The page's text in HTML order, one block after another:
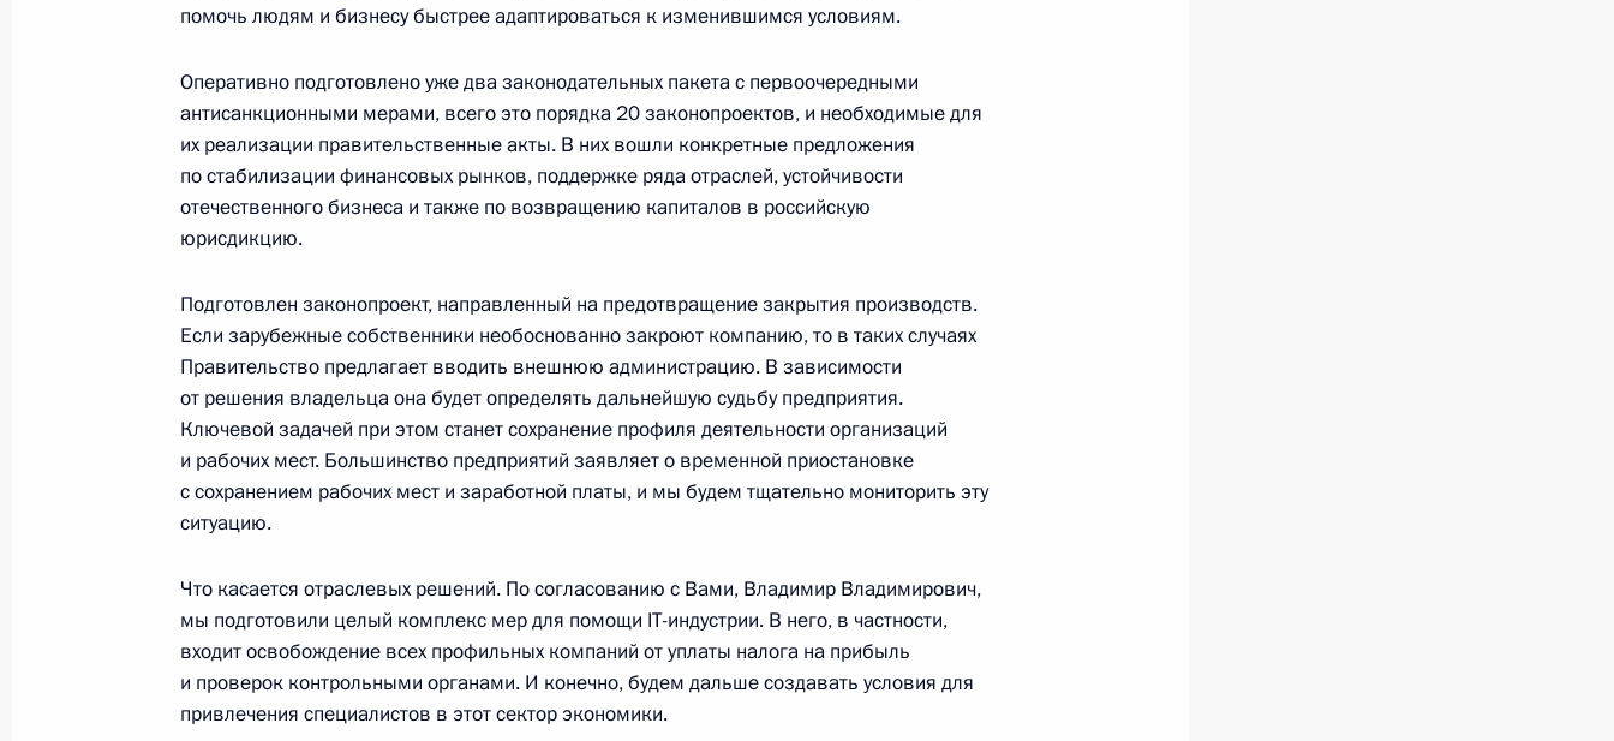
в Тюменской области
21 ноября 2022 года, 17:55
Совещание о ходе сезонных полевых работ
Совещание с членами Правительства
8 июля 2022 года, 16:40
23 марта 2022 года, 16:55
Совещание о мерах социально-экономической поддержки
регионов
помочь людям и бизнесу быстрее адаптироваться к изменившимся условиям.
Оперативно подготовлено уже два законодательных пакета с первоочередными
антисанкционными мерами, всего это порядка 20 законопроектов, и необходимые для
их реализации правительственные акты. В них вошли конкретные предложения
по стабилизации финансовых рынков, поддержке ряда отраслей, устойчивости
отечественного бизнеса и также по возвращению капиталов в российскую
юрисдикцию.
Подготовлен законопроект, направленный на предотвращение закрытия производств.
Если зарубежные собственники необоснованно закроют компанию, то в таких случаях
Правительство предлагает вводить внешнюю администрацию. В зависимости
от решения владельца она будет определять дальнейшую судьбу предприятия.
Ключевой задачей при этом станет сохранение профиля деятельности организаций
и рабочих мест. Большинство предприятий заявляет о временной приостановке
с сохранением рабочих мест и заработной платы, и мы будем тщательно мониторить эту
ситуацию.
Что касается отраслевых решений. По согласованию с Вами, Владимир Владимирович,
мы подготовили целый комплекс мер для помощи IT-индустрии. В него, в частности,
входит освобождение всех профильных компаний от уплаты налога на прибыль
и проверок контрольными органами. И конечно, будем дальше создавать условия для
привлечения специалистов в этот сектор экономики.